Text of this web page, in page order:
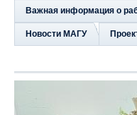
Важная информация о
Новости МАГУ